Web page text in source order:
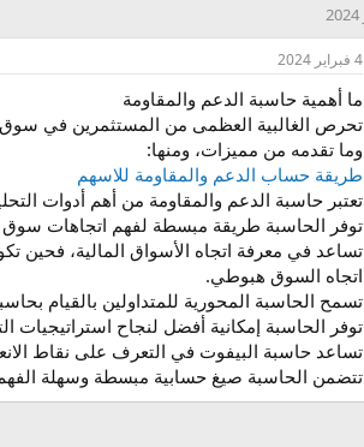
4 فبراير 2024
ما أهمية حاسبة الدعم والمقاومة
تحرص الغالبية العظمى من المستثمرين في سوق
وما تقدمه من مميزات، ومنها:
طريقة حساب الدعم والمقاومة للاسهم
تعتبر حاسبة الدعم والمقاومة من أهم أدوات
توفر الحاسبة طريقة مبسطة لفهم اتجاهات سوق
تساعد في معرفة اتجاه الأسواق المالية، فحين
اتجاه السوق هبوطي.
تسمح الحاسبة المحورية للمتداولين بالقيام
توفر الحاسبة إمكانية أفضل لنجاح استراتيجيات
تساعد حاسبة البيفوت في التعرف على نقاط
تتضمن الحاسبة صيغ حسابية مبسطة وسهلة